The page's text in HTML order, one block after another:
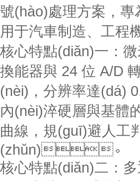
號(hào)處理方案，
用于汽車制造、工
核心特點(diǎn)一：
換能器與 24 位 A/D
(nèi)，分辨率達
內(nèi)淬硬層與基體的
曲線，規(guī)避人
(zhǔn)。
核心特點(diǎn)二：多